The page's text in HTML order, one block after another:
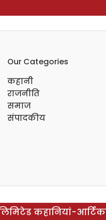
Our Categories
कहानी
राजनीति
समाज
संपादकीय
कहानियां-